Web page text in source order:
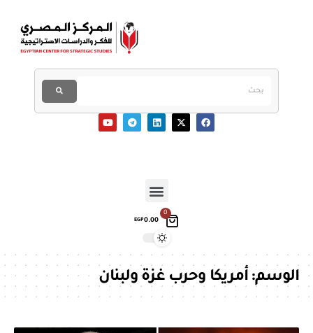
0
EGP0.00
الوسم:أمريكا وحرب غزة ولبنان